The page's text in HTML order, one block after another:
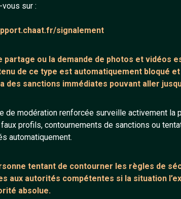
sur :
signalement
partage ou la demande de photos et vidéos
de ce type est automatiquement bloqué
des sanctions immédiates pouvant aller
de modération renforcée surveille activement la
profils, contournements de sanctions ou
automatiquement.
tentant de contourner les règles de
aux autorités compétentes si la situation
absolue.
inscription
avec pour philosophie :
gratuitesavec unchat
soyez dans le monde.
peut communiquer partchat
avoir une crainte d'être